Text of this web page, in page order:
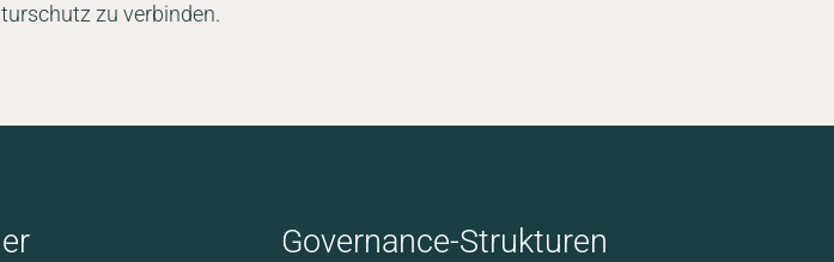
SUCHE
zu verbinden.
Governance-Strukturen